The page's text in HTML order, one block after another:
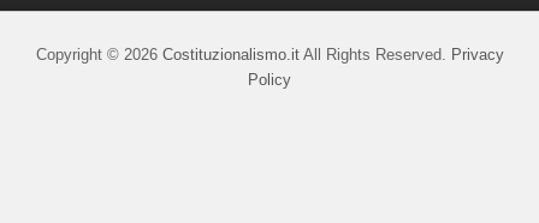
Copyright © 2026 Costituzionalismo.itAll Rights Reserved. Privacy
Policy